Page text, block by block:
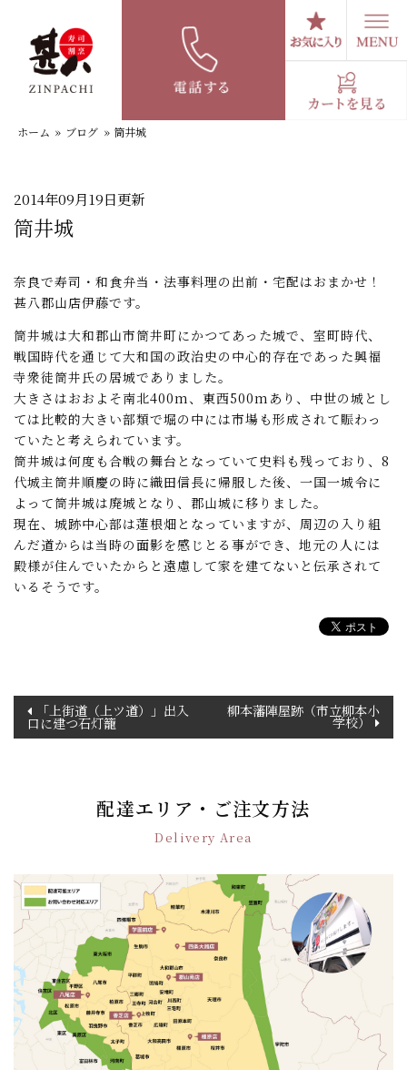
スタッフブログ
ホーム » ブログ » 筒井城
2014年09月19日更新
筒井城
奈良で寿司・和食弁当・法事料理の出前・宅配はおまかせ！
甚八郡山店伊藤です。
筒井城は大和郡山市筒井町にかつてあった城で、室町時代、
戦国時代を通じて大和国の政治史の中心的存在であった興福
寺衆徒筒井氏の居城でありました。
大きさはおおよそ南北400m、東西500mあり、中世の城とし
ては比較的大きい部類で堀の中には市場も形成されて賑わっ
ていたと考えられています。
筒井城は何度も合戦の舞台となっていて史料も残っており、8
代城主筒井順慶の時に織田信長に帰服した後、一国一城令に
よって筒井城は廃城となり、郡山城に移りました。
現在、城跡中心部は蓮根畑となっていますが、周辺の入り組
んだ道からは当時の面影を感じとる事ができ、地元の人には
殿様が住んでいたからと遠慮して家を建てないと伝承されて
いるそうです。
ン
「上街道（上ツ道）」出入
口に建つ石灯籠
柳本藩陣屋跡（市立柳本小
学校）
配達エリア・ご注文方法
Delivery Area